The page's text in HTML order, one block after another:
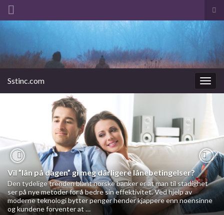
Sstinc.com
Vil ”lån på dagen” gi meg dårligere lånebetingelser?
Den tydelige trenden blant norske banker er at man til stadighet
ser på nye metoder for å bedre sin effektivitet. Ved hjelp av
moderne teknologi bytter penger hender kjappere enn noensinne
og kundene forventer at …
Previous